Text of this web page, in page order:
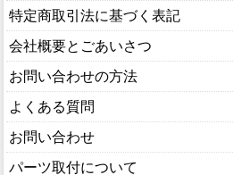
特定商取引法に基づく表記
会社概要とごあいさつ
お問い合わせの方法
よくある質問
お問い合わせ
パーツ取付について